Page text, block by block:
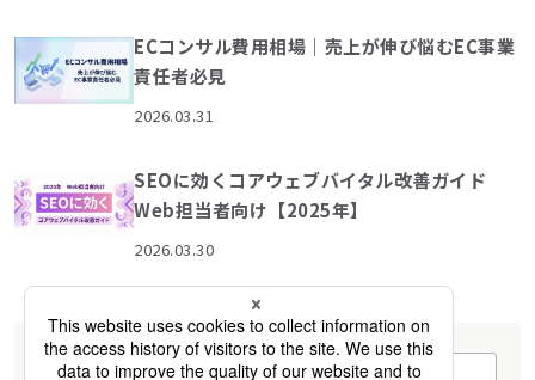
ECコンサル費用相場｜売上が伸び悩むEC事業
責任者必見
2026.03.31
SEOに効くコアウェブバイタル改善ガイド
Web担当者向け【2025年】
2026.03.30
すべて見る